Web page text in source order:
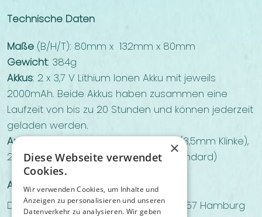
Technische Daten
Maße (B/H/T): 80mm x 132mm x 80mm
Gewicht: 384g
Akkus: 2 x 3,7 V Lithium Ionen Akku mit jeweils
2000mAh. Beide Akkus haben zusammen eine
Laufzeit von bis zu 20 Stunden und können jederzeit
geladen werden.
Anschlüsse: 2 Kopfhöreranschlüsse (3,5mm Klinke),
2 x USB-C, 1 x induktives Laden (Qi-Standard)
Anbieter*in
Deine Freunde Merchandise GbR, 20357 Hamburg
×
Diese Webseite verwendet
Cookies.
Wir verwenden Cookies, um Inhalte und
Anzeigen zu personalisieren und unseren
Datenverkehr zu analysieren. Wir geben